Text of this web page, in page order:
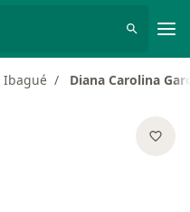
Ibagué Diana Carolina